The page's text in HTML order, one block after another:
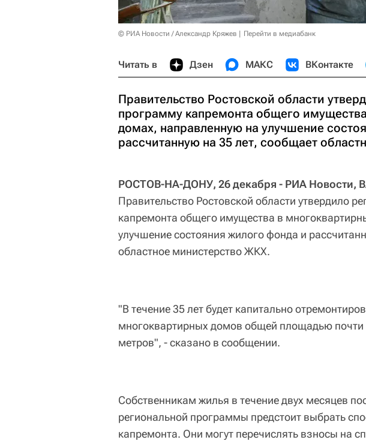
© РИА Новости / Александр Кряжев Перейти в медиабанк
Читать в Дзен МАКС ВКонтакте
Правительство Ростовской области
программу капремонта общего
домах, направленную на улучшение
рассчитанную на 35 лет, сообщает
РОСТОВ-НА-ДОНУ, 26 декабря - РИА Новости,
Правительство Ростовской области утвердило
капремонта общего имущества в
улучшение состояния жилого фонда и
областное министерство ЖКХ.
"В течение 35 лет будет капитально
многоквартирных домов общей площадью
метров", - сказано в сообщении.
Собственникам жилья в течение двух месяцев
региональной программы предстоит выбрать
капремонта. Они могут перечислять взносы на